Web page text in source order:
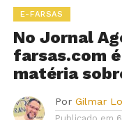
E-FARSAS
No Jornal
farsas.com
matéria
Por Gilmar